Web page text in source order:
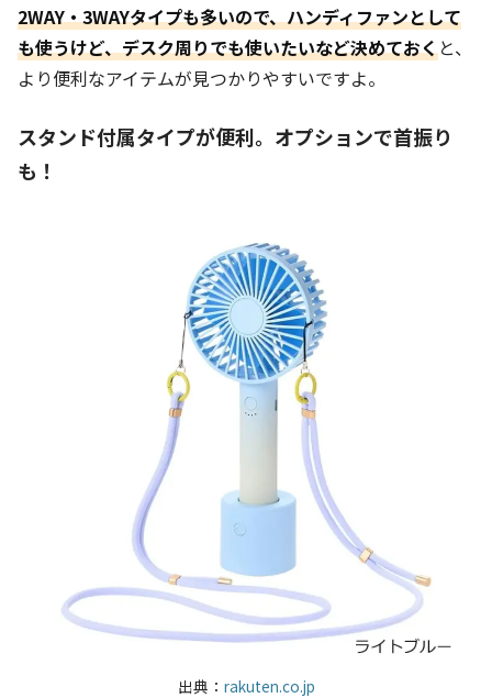
2WAY・3WAYタイプも多いので、ハンディファンとして
も使うけど、デスク周りでも使いたいなど決めておくと、
より便利なアイテムが見つかりやすいですよ。
スタンド付属タイプが便利。オプションで首振り
も！
出典： rakuten.co.jp